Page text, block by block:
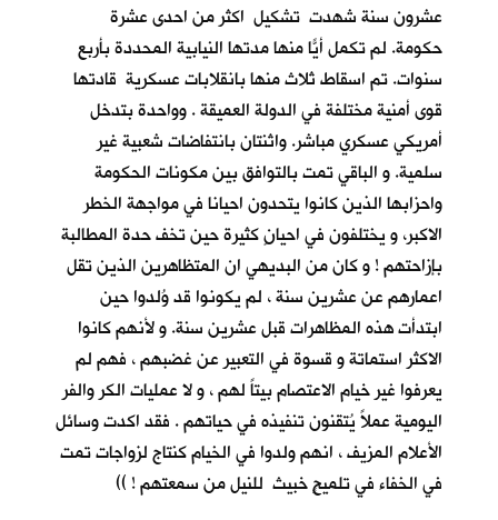
عشرون سنة شهدت تشكيل اكثر من احدى عشرة
حكومة. لم تكمل أيّاً منها مدتها النيابية المحددة بأربع
سنوات. تم اسقاط ثلاث منها بانقلابات عسكرية قادتها
قوى أمنية مختلفة في الدولة العميقة . وواحدة بتدخل
أمريكي عسكري مباشر. واثنتان بانتفاضات شعبية غير
سلمية. و الباقي تمت بالتوافق بين مكونات الحكومة
واحزابها الذين كانوا يتحدون احيانا في مواجهة الخطر
الاكبر، و يختلفون في احيانٍ كثيرة حين تخف حدة المطالبة
بإزاحتهم ! و كان من البديهي ان المتظاهرين الذين تقل
اعمارهم عن عشرين سنة ، لم يكونوا قد وُلدوا حين
ابتدأت هذه المظاهرات قبل عشرين سنة. و لأنهم كانوا
الاكثر استماتة و قسوة في التعبير عن غضبهم ، فهم لم
يعرفوا غير خيام الاعتصام بيتاً لهم ، و لا عمليات الكر والفر
اليومية عملاً يُتقنون تنفيذه في حياتهم . فقد اكدت وسائل
الأعلام المزيف ، انهم ولدوا في الخيام كنتاج لزواجات تمت
في الخفاء في تلميحٍ خبيث للنيل من سمعتهم ! ))